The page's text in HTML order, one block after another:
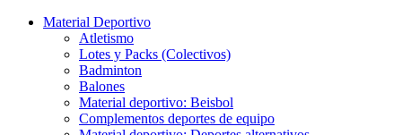
Material Deportivo
Atletismo
Lotes y Packs (Colectivos)
Badminton
Balones
Material deportivo: Beisbol
Complementos deportes de equipo